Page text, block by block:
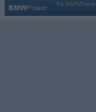
Par BMWPower